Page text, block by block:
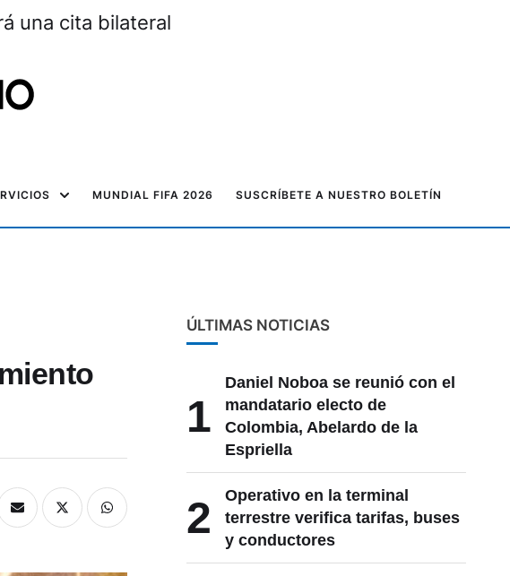
y conductores
MUNDIAL FIFA 2026 SUSCRÍBETE A NUESTRO BOLETÍN
ÚLTIMAS NOTICIAS
1
Daniel Noboa se reunió con el
mandatario electo de
Colombia, Abelardo de la
Espriella
2
Operativo en la terminal
terrestre verifica tarifas, buses
y conductores